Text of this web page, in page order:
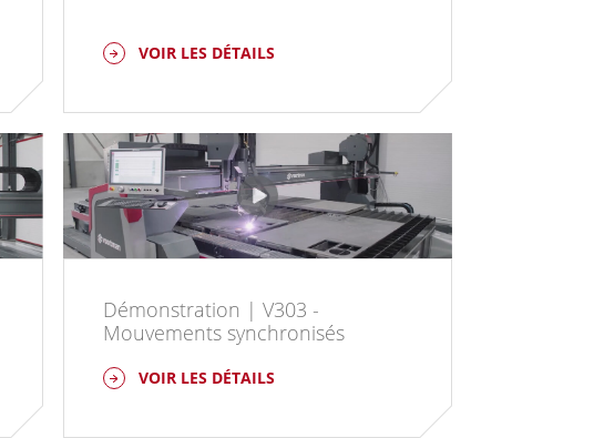
VOIR LES DÉTAILS
Démonstration | V303 -
Mouvements synchronisés
VOIR LES DÉTAILS